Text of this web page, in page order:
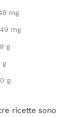
mg
mg
g
g
g
ricette sono